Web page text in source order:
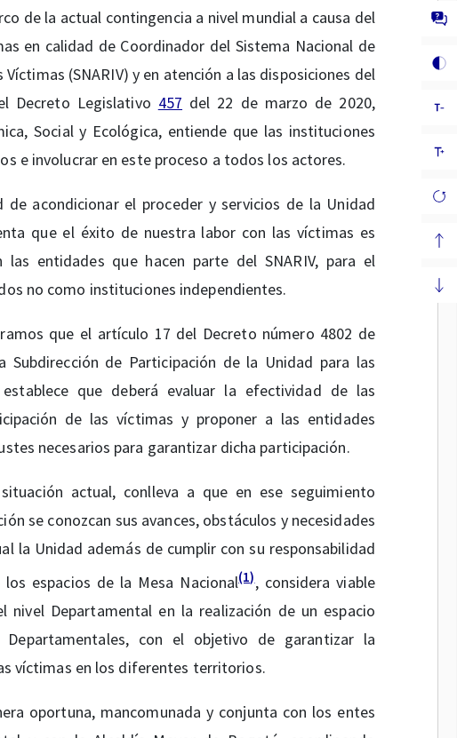
de la actual contingencia a nivel mundial a causa del
en calidad de Coordinador del Sistema Nacional de
(SNARIV) y en atención a las disposiciones del
Decreto Legislativo 457 del 22 de marzo de 2020,
Social y Ecológica, entiende que las instituciones
e involucrar en este proceso a todos los actores.
acondicionar el proceder y servicios de la Unidad
que el éxito de nuestra labor con las víctimas es
entidades que hacen parte del SNARIV, para el
no como instituciones independientes.
que el artículo 17 del Decreto número 4802 de
Subdirección de Participación de la Unidad para las
que deberá evaluar la efectividad de las
de las víctimas y proponer a las entidades
necesarios para garantizar dicha participación.
actual, conlleva a que en ese seguimiento
se conozcan sus avances, obstáculos y necesidades
la Unidad además de cumplir con su responsabilidad
espacios de la Mesa Nacional(1), considera viable
Departamental en la realización de un espacio
con el objetivo de garantizar la
víctimas en los diferentes territorios.
oportuna, mancomunada y conjunta con los entes